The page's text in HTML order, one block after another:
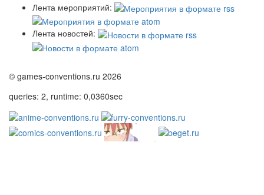
Лента мероприятий:
Лента новостей:
© games-conventions.ru 2026
queries: 2, runtime: 0,0360sec